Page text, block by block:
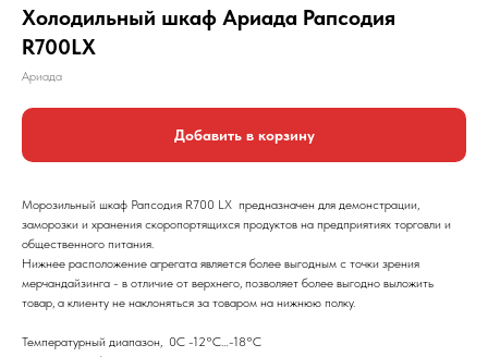
Холодильный шкаф Ариада Рапсодия
R700LX
Ариада
Добавить в корзину
Морозильный шкаф Рапсодия R700 LX предназначен для демонстрации,
заморозки и хранения скоропортящихся продуктов на предприятиях торговли и
общественного питания.
​Нижнее расположение агрегата является более выгодным с точки зрения
мерчандайзинга - в отличие от верхнего, позволяет более выгодно выложить
товар, а клиенту не наклоняться за товаром на нижнюю полку.
Температурный диапазон, 0С -12°С…-18°С